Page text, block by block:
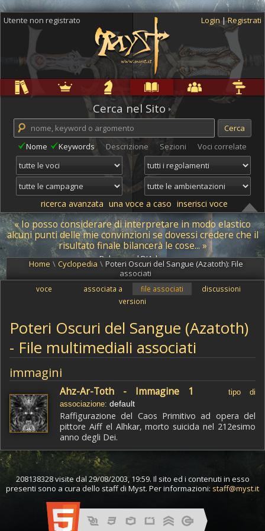
Utente non registrato Login |Registrati
Cerca nel Sito
Nome Keywords Descrizione Sezioni Voci correlate
ricerca avanzata una voce a caso inserisci voce
« Io posso considerare di interpretare in modo elastico
alcuni punti delle mie convinzioni se dovessi credere che il
risultato finale bilancerà le cose... »
- Bohemond D'Arlac -
Home \ Cyclopedia \ Poteri Oscuri del Sangue (Azatoth): File
associati
voce associata a file associati
discussioni
versioni
Poteri Oscuri del Sangue (Azatoth)
- File multimediali associati
immagini
Ahz-Ar-Toth - Immagine 1
tipo di
associazione: default
Raffigurazione del Caos Primitivo ad opera del
pittore Aiff el Alhkar, morto suicida nel 212esimo
anno degli Dei.
208138328 visite dal 29/08/2003, 19:59. Il sito ed i contenuti in esso
presenti sono a cura dello staff di Myst. Per informazioni: staff@myst.it